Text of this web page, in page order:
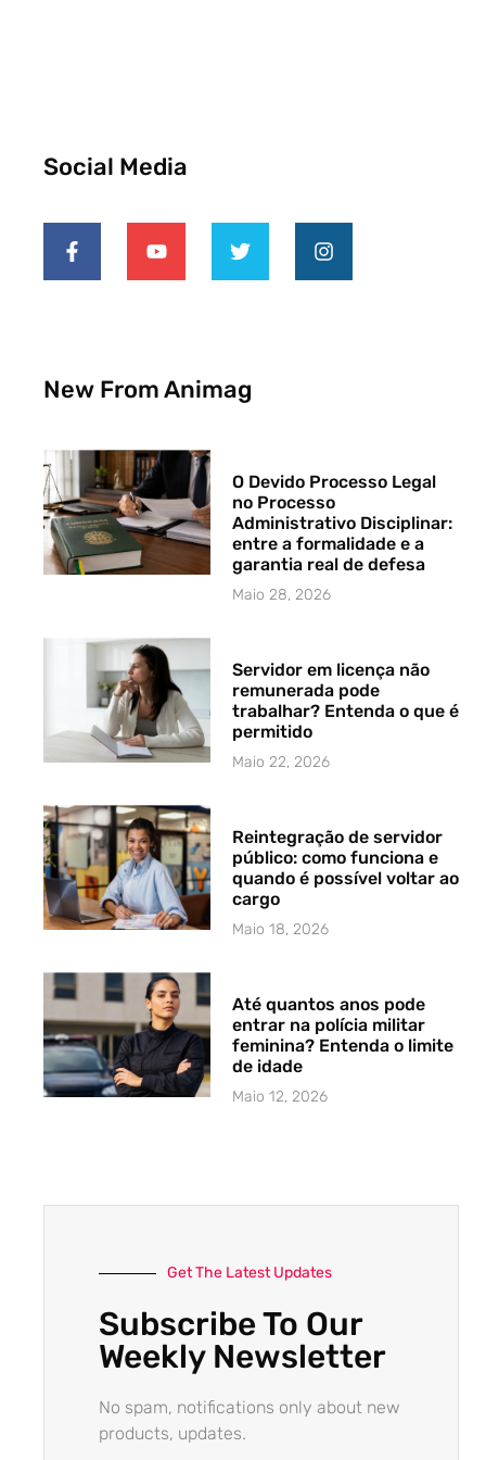
Social Media
New From Animag
O Devido Processo Legal
no Processo
Administrativo Disciplinar:
entre a formalidade e a
garantia real de defesa
Maio 28, 2026
Servidor em licença não
remunerada pode
trabalhar? Entenda o que é
permitido
Maio 22, 2026
Reintegração de servidor
público: como funciona e
quando é possível voltar ao
cargo
Maio 18, 2026
Até quantos anos pode
entrar na polícia militar
feminina? Entenda o limite
de idade
Maio 12, 2026
Get The Latest Updates
Subscribe To Our
Weekly Newsletter
No spam, notifications only about new
products, updates.